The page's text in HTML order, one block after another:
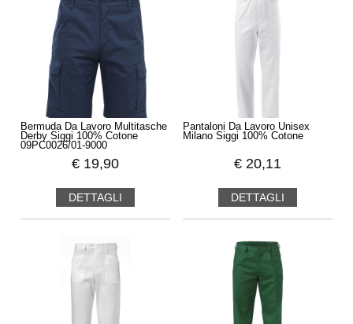
Bermuda Da Lavoro Multitasche
Derby Siggi 100% Cotone
09PC0026/01-9000
€ 19,90
DETTAGLI
Pantaloni Da Lavoro Unisex
Milano Siggi 100% Cotone
€ 20,11
DETTAGLI